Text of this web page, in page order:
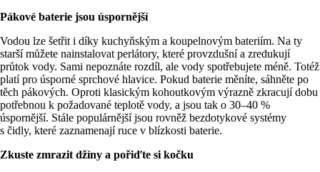
Pákové baterie jsou úspornější
Vodou lze šetřit i díky kuchyňským a koupelnovým bateriím. Na ty
starší můžete nainstalovat perlátory, které provzdušní a zredukují
průtok vody. Sami nepoznáte rozdíl, ale vody spotřebujete méně. Totéž
platí pro úsporné sprchové hlavice. Pokud baterie měníte, sáhněte po
těch pákových. Oproti klasickým kohoutkovým výrazně zkracují dobu
potřebnou k požadované teplotě vody, a jsou tak o 30–40 %
úspornější. Stále populárnější jsou rovněž bezdotykové systémy
s čidly, které zaznamenají ruce v blízkosti baterie.
Zkuste zmrazit džíny a pořiďte si kočku